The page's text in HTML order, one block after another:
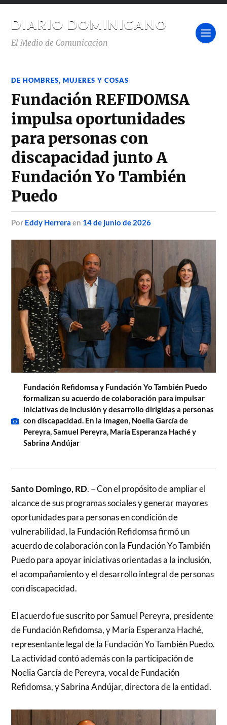
DIARIO DOMINICANO
El Medio de Comunicacion
DE HOMBRES, MUJERES Y COSAS
Fundación REFIDOMSA
impulsa oportunidades
para personas con
discapacidad junto A
Fundación Yo También
Puedo
por Eddy Herrera en 14 de junio de 2026
Fundación Refidomsa y Fundación Yo También Puedo
formalizan su acuerdo de colaboración para impulsar
iniciativas de inclusión y desarrollo dirigidas a personas
con discapacidad. En la imagen, Noelia García de
Pereyra, Samuel Pereyra, María Esperanza Haché y
Sabrina Andújar
Santo Domingo, RD. – Con el propósito de ampliar el
alcance de sus programas sociales y generar mayores
oportunidades para personas en condición de
vulnerabilidad, la Fundación Refidomsa firmó un
acuerdo de colaboración con la Fundación Yo También
Puedo para apoyar iniciativas orientadas a la inclusión,
el acompañamiento y el desarrollo integral de personas
con discapacidad.
El acuerdo fue suscrito por Samuel Pereyra, presidente
de Fundación Refidomsa, y María Esperanza Haché,
representante legal de la Fundación Yo También Puedo.
La actividad contó además con la participación de
Noelia García de Pereyra, vocal de Fundación
Refidomsa, y Sabrina Andújar, directora de la entidad.